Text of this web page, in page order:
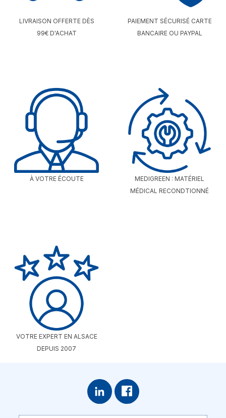
LIVRAISON OFFERTE DÈS
99€ D'ACHAT
PAIEMENT SÉCURISÉ CARTE
BANCAIRE OU PAYPAL
À VOTRE ÉCOUTE
MEDIGREEN : MATÉRIEL
MÉDICAL RECONDTIONNÉ
VOTRE EXPERT EN ALSACE
DEPUIS 2007